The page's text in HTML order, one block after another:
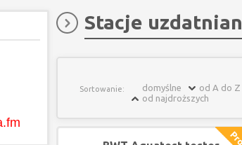
Stacje
Sortowanie: domyślne od A do Z
od najdroższych